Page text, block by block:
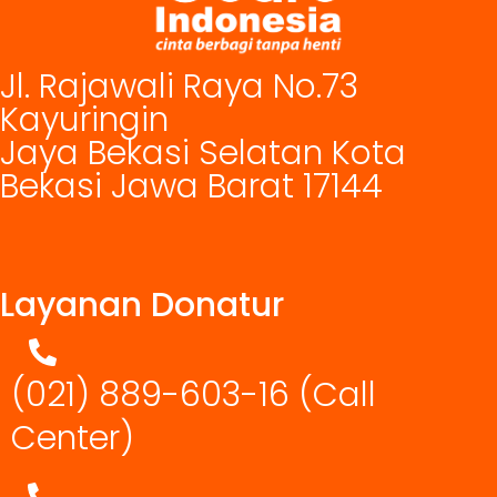
Jl. Rajawali Raya No.73
Kayuringin
Jaya Bekasi Selatan Kota
Bekasi Jawa Barat 17144
Layanan Donatur
(021) 889-603-16 (Call
Center)